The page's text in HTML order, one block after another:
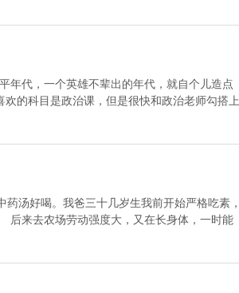
年代，一个英雄不辈出的年代，就自个儿造点
的科目是政治课，但是很快和政治老师勾搭上
汤好喝。我爸三十几岁生我前开始严格吃素，
后来去农场劳动强度大，又在长身体，一时能